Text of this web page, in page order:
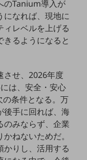
のTanium導入が
になれば、現地に
ィレベルを上げる
きるようになると
させ、2026年度
は、安全・安心
条件となる。万
後手に回れば、海
のみならず、企業
ねないためだ。
かりし、活用する